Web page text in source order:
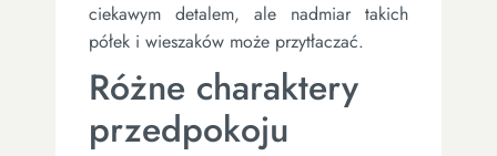
ciekawym detalem, ale nadmiar takich
półek i wieszaków może przytłaczać.
Różne charaktery
przedpokoju